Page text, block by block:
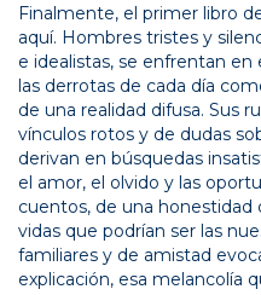
Finalmente, el primer libro
aquí. Hombres tristes y
e idealistas, se enfrentan
las derrotas de cada día
de una realidad difusa. Sus
vínculos rotos y de dudas
derivan en búsquedas
el amor, el olvido y las
cuentos, de una honestidad
vidas que podrían ser las
familiares y de amistad
explicación, esa melancolía